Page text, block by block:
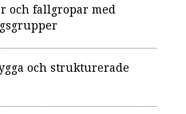
och fallgropar med
och strukturerade